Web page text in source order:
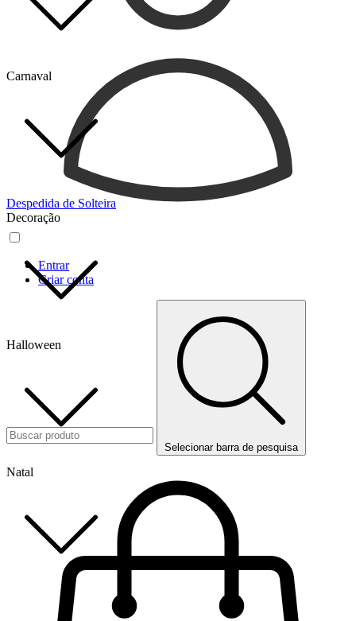
Carnaval
Despedida de Solteira
Decoração
Halloween
Natal
Entrar
Criar conta
Selecionar barra de pesquisa